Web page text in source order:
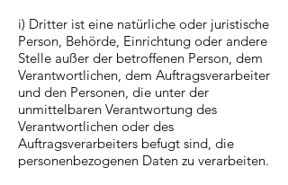
i) Dritter ist eine natürliche oder juristische
Person, Behörde, Einrichtung oder andere
Stelle außer der betroffenen Person, dem
Verantwortlichen, dem Auftragsverarbeiter
und den Personen, die unter der
unmittelbaren Verantwortung des
Verantwortlichen oder des
Auftragsverarbeiters befugt sind, die
personenbezogenen Daten zu verarbeiten.